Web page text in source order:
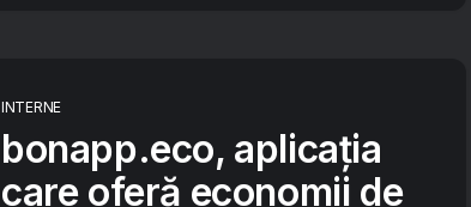
INTERNE
bonapp.eco, aplicația
care oferă economii de